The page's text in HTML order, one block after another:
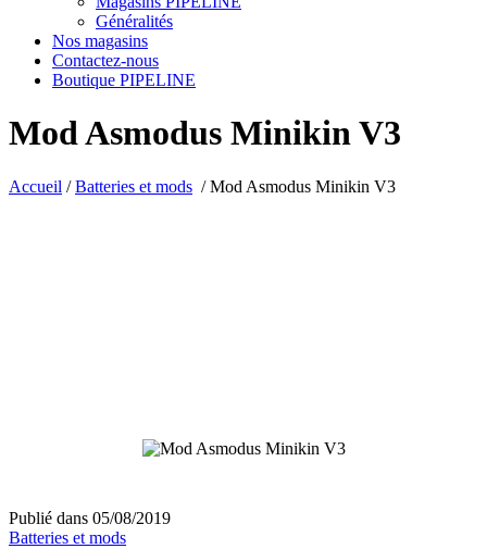
Généralités
Nos magasins
Contactez-nous
Boutique PIPELINE
Mod Asmodus Minikin V3
Accueil /Batteries et mods /Mod Asmodus Minikin V3
Publié dans 05/08/2019
Batteries et mods